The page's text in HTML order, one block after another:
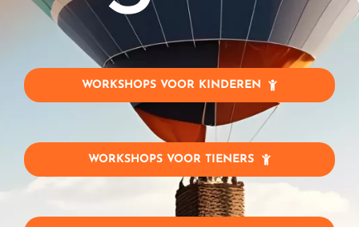
Job
WORKSHOPS VOOR KINDEREN
WORKSHOPS VOOR TIENERS